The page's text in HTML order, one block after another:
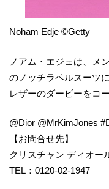
Noham Edje ©Getty
ノアム・エジェは、メ
のノッチラペルスーツ
レザーのダービーをコ
@Dior
【お問合せ先】
クリスチャン ディオー
TEL：0120-02-1947